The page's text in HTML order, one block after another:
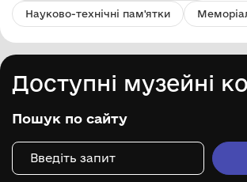
Науково-технічні пам'ятки
Доступні музейні
Пошук по сайту